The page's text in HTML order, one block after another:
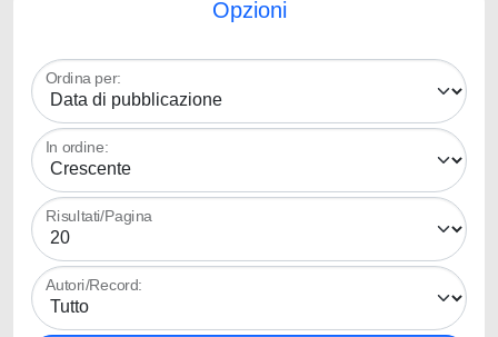
Opzioni
Ordina per:
In ordine:
Risultati/Pagina
Autori/Record: